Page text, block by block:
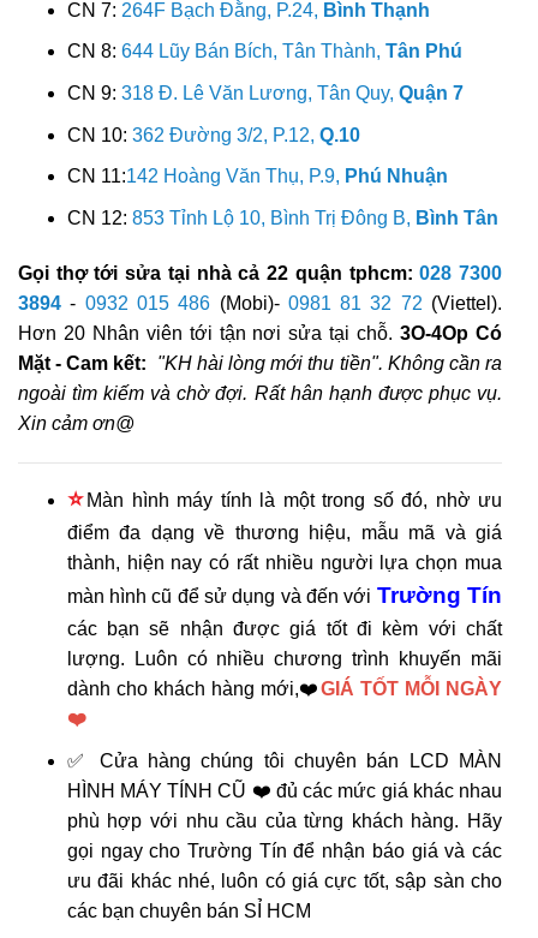
CN 7: 264F Bạch Đằng, P.24, Bình Thạnh
CN 8: 644 Lũy Bán Bích, Tân Thành, Tân Phú
CN 9: 318 Đ. Lê Văn Lương, Tân Quy, Quận 7
CN 10: 362 Đường 3/2, P.12, Q.10
CN 11:142 Hoàng Văn Thụ, P.9, Phú Nhuận
CN 12: 853 Tỉnh Lộ 10, Bình Trị Đông B, Bình Tân
Gọi thợ tới sửa tại nhà cả 22 quận tphcm:028 7300
3894- 0932 015 486 (Mobi)- 0981 81 32 72 (Viettel).
Hơn 20 Nhân viên tới tận nơi sửa tại chỗ.3O-4Op Có
Mặt - Cam kết:
"KH hài lòng mới thu tiền". Không cần ra
ngoài tìm kiếm và chờ đợi. Rất hân hạnh được phục vụ.
Xin cảm ơn@
⭐ Màn hình máy tính là một trong số đó, nhờ ưu
điểm đa dạng về thương hiệu, mẫu mã và giá
thành, hiện nay có rất nhiều người lựa chọn mua
màn hình cũ để sử dụng và đến với Trường Tín
các bạn sẽ nhận được giá tốt đi kèm với chất
lượng. Luôn có nhiều chương trình khuyến mãi
dành cho khách hàng mới,❤️GIÁ TỐT MỖI NGÀY
❤️
✅ Cửa hàng chúng tôi chuyên bán LCD MÀN
HÌNH MÁY TÍNH CŨ ❤️ đủ các mức giá khác nhau
phù hợp với nhu cầu của từng khách hàng. Hãy
gọi ngay cho Trường Tín để nhận báo giá và các
ưu đãi khác nhé, luôn có giá cực tốt, sập sàn cho
các bạn chuyên bán SỈ HCM